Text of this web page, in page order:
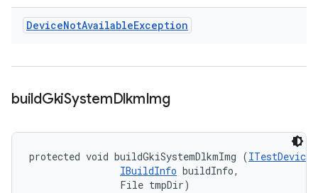
DeviceNotAvailableException
buildGkiSystemDlkmImg
protected void buildGkiSystemDlkmImg (ITestDevice
IBuildInfo buildInfo,
                File tmpDir)